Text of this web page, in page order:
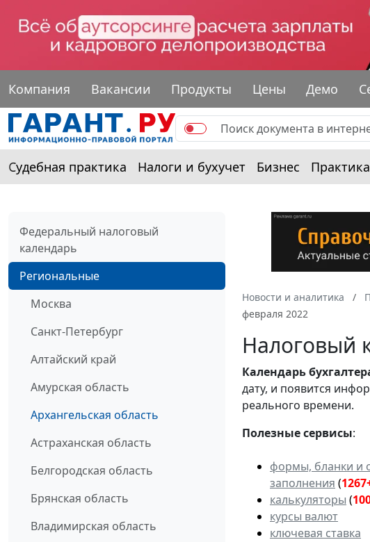
Компания Вакансии Продукты Цены Демо
Судебная практика Налоги и бухучет Бизнес Практика
Федеральный налоговый
календарь
Региональные
Москва
Санкт-Петербург
Алтайский край
Амурская область
Архангельская область
Астраханская область
Белгородская область
Брянская область
Владимирская область
Новости и аналитика
февраля 2022
Налоговый
Календарь
дату, и появится
реального времени.
Полезные сервисы:
формы, бланки и
заполнения (
калькуляторы (
курсы валют
ключевая ставка